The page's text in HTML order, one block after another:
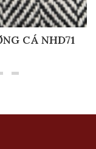
CÁ NHD71